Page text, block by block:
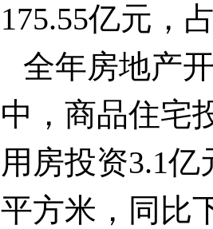
175.55亿元，
全年房地产
中，商品住宅
用房投资3.1
平方米，同比